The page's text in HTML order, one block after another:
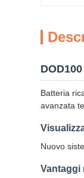
Batteria
avanzata
Nuovo
Vantaggi